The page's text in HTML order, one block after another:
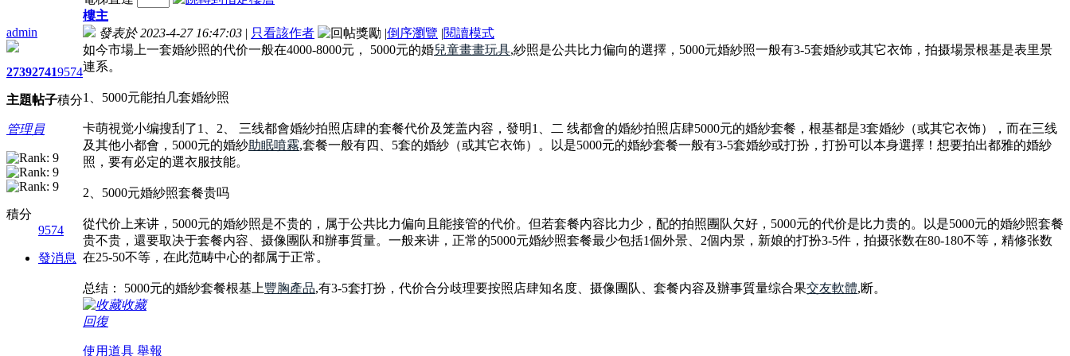
admin
2739
主題
2741
帖子
9574
積分
管理員
積分
9574
發消息
樓主
發表於 2023-4-27 16:47:03 | 只看該作者 |倒序瀏覽 |閱讀模式
如今市場上一套婚紗照的代价一般在4000-8000元， 5000元的婚兒童畫畫玩具,紗照是公共比力偏向的選擇，5000元婚紗照一般有3-5套婚紗或其它衣饰，拍摄場景根基是表里景
連系。
1、5000元能拍几套婚紗照
卡萌視觉小编搜刮了1、2、 三线都會婚紗拍照店肆的套餐代价及笼盖内容，發明1、二 线都會的婚紗拍照店肆5000元的婚紗套餐，根基都是3套婚紗（或其它衣饰），而在三线
及其他小都會，5000元的婚紗助眠噴霧,套餐一般有四、5套的婚紗（或其它衣饰）。以是5000元的婚紗套餐一般有3-5套婚紗或打扮，打扮可以本身選擇！想要拍出都雅的婚紗
照，要有必定的選衣服技能。
2、5000元婚紗照套餐贵吗
從代价上来讲，5000元的婚紗照是不贵的，属于公共比力偏向且能接管的代价。但若套餐内容比力少，配的拍照團队欠好，5000元的代价是比力贵的。以是5000元的婚紗照套餐
贵不贵，還要取决于套餐内容、摄像團队和辦事質量。一般来讲，正常的5000元婚紗照套餐最少包括1個外景、2個内景，新娘的打扮3-5件，拍摄张数在80-180不等，精修张数
在25-50不等，在此范畴中心的都属于正常。
总结： 5000元的婚紗套餐根基上豐胸產品,有3-5套打扮，代价合分歧理要按照店肆知名度、摄像團队、套餐内容及辦事質量综合果交友軟體,断。
收藏
回復
使用道具 舉報